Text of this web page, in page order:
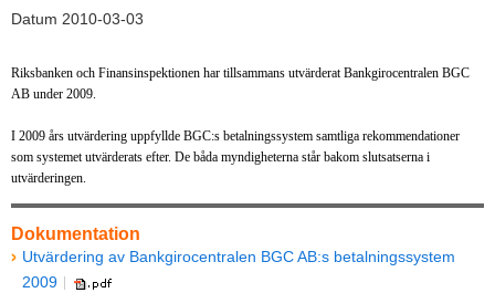
Datum 2010-03-03
Riksbanken och Finansinspektionen har tillsammans utvärderat Bankgirocentralen BGC
AB under 2009.
I 2009 års utvärdering uppfyllde BGC:s betalningssystem samtliga rekommendationer
som systemet utvärderats efter. De båda myndigheterna står bakom slutsatserna i
utvärderingen.
Dokumentation
Utvärdering av Bankgirocentralen BGC AB:s betalningssystem
2009